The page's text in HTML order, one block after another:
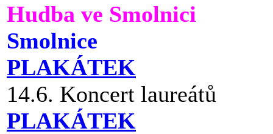
Hudba ve Smolnici
Smolnice
PLAKÁTEK
14.6. Koncert laureátů
PLAKÁTEK